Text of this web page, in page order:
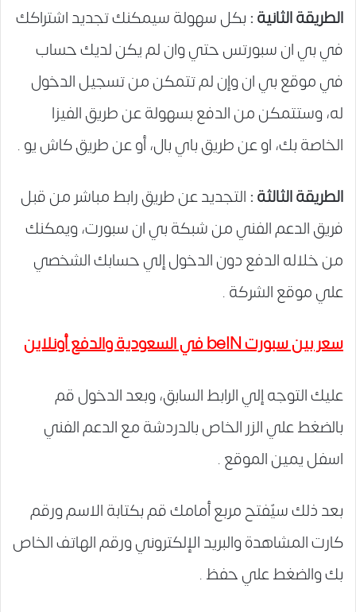
الطريقة الثانية :بكل سهولة سيمكنك تجديد اشتراكك
في بي ان سبورتس حتي وان لم يكن لديك حساب
في موقع بي ان وإن لم تتمكن من تسجيل الدخول
له، وستتمكن من الدفع بسهولة عن طريق الفيزا
الخاصة بك، او عن طريق باي بال، أو عن طريق كاش يو .
الطريقة الثالثة :التجديد عن طريق رابط مباشر من قبل
فريق الدعم الفني من شبكة بي ان سبورت، ويمكنك
من خلاله الدفع دون الدخول إلي حسابك الشخصي
علي موقع الشركة .
سعر بين سبورت beIN في السعودية والدفع أونلاين
عليك التوجه إلي الرابط السابق، وبعد الدخول قم
بالضغط علي الزر الخاص بالدردشة مع الدعم الفني
اسفل يمين الموقع .
بعد ذلك سيٌفتح مربع أمامك قم بكتابة الاسم ورقم
كارت المشاهدة والبريد الإلكتروني ورقم الهاتف الخاص
بك والضغط علي حفظ .